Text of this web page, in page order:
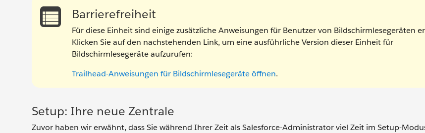
Barrierefreiheit
Für diese Einheit sind einige zusätzliche Anweisungen für Benutzer von Bildschirmlesegeräten
Klicken Sie auf den nachstehenden Link, um eine ausführliche Version dieser Einheit für
Bildschirmlesegeräte aufzurufen:
Trailhead-Anweisungen für Bildschirmlesegeräte öffnen.
Setup: Ihre neue Zentrale
Zuvor haben wir erwähnt, dass Sie während Ihrer Zeit als Salesforce-Administrator viel Zeit im Setup-